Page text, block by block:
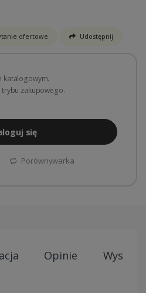
ofertowe Udostępnij
katalogowym.
zakupowego.
się
Porównywarka
Opinie Wysyłki